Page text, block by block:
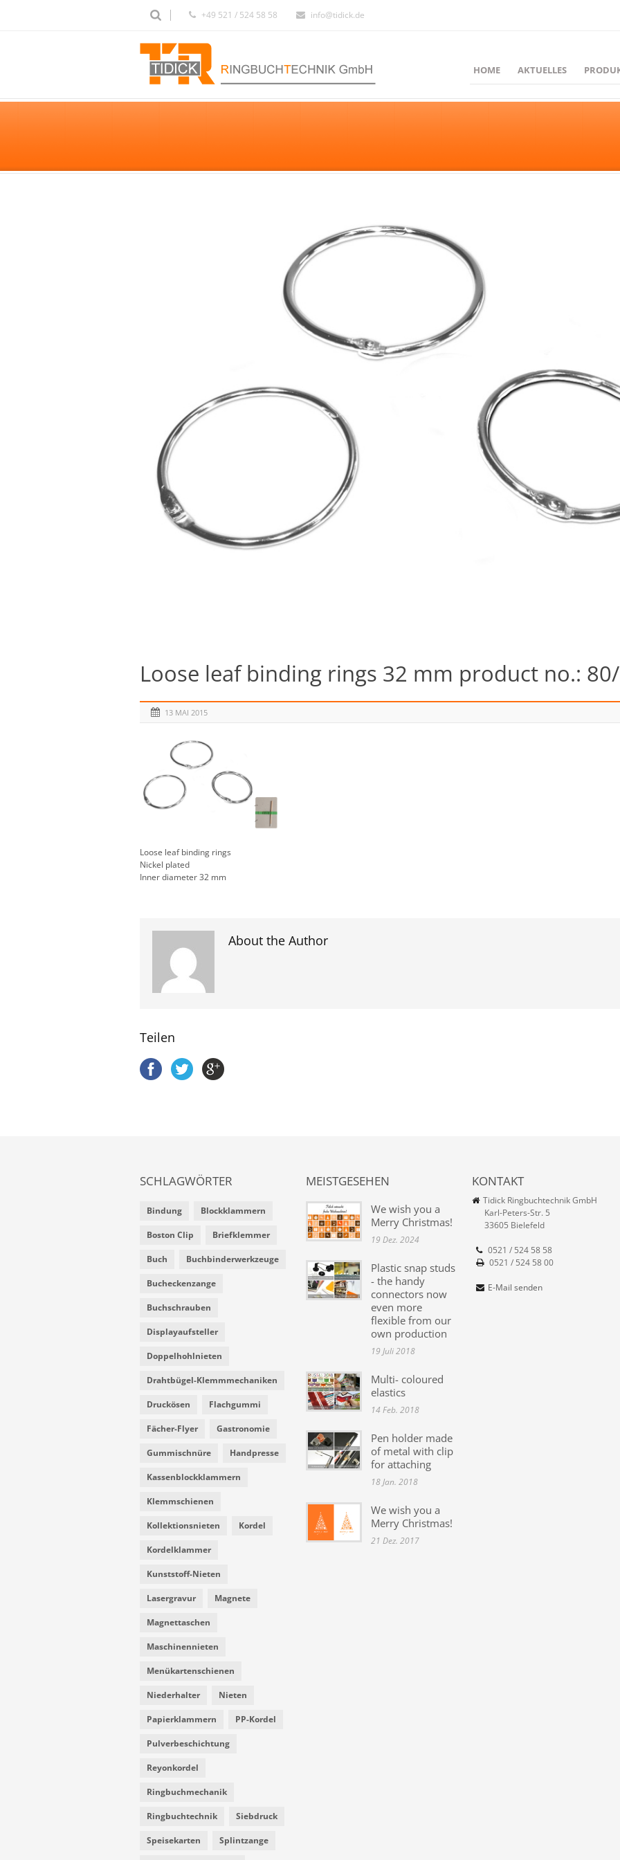
+49 521 / 524 58 58 info@tidick.de
HOME AKTUELLES
Loose leaf binding rings 32 mm product no.:
13 MAI 2015
Loose leaf binding rings
Nickel plated
Inner diameter 32 mm
About the Author
Teilen
SCHLAGWÖRTER
Bindung Blockklammern
Boston Clip Briefklemmer
Buch Buchbinderwerkzeuge
Bucheckenzange
Buchschrauben
Displayaufsteller
Doppelhohlnieten
Drahtbügel-Klemmmechaniken
Druckösen Flachgummi
Fächer-Flyer Gastronomie
Gummischnüre Handpresse
Kassenblockklammern
Klemmschienen
Kollektionsnieten Kordel
Kordelklammer
Kunststoff-Nieten
Lasergravur Magnete
Magnettaschen
Maschinennieten
Menükartenschienen
Niederhalter Nieten
Papierklammern PP-Kordel
Pulverbeschichtung
Reyonkordel
Ringbuchmechanik
Ringbuchtechnik Siebdruck
Speisekarten Splintzange
MEISTGESEHEN
We wish you a
Merry Christmas!
19 Dez. 2024
Plastic snap studs
- the handy
connectors now
even more
flexible from our
own production
19 Juli 2018
Multi- coloured
elastics
14 Feb. 2018
Pen holder made
of metal with clip
for attaching
18 Jan. 2018
We wish you a
Merry Christmas!
21 Dez. 2017
KONTAKT
Tidick Ringbuchtechnik GmbH
Karl-Peters-Str. 5
33605 Bielefeld
0521 / 524 58 58
0521 / 524 58 00
E-Mail senden